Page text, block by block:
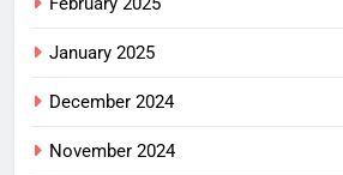
January 2025
December 2024
November 2024